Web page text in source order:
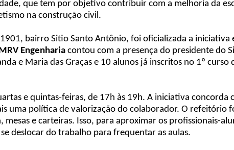
que tem por objetivo contribuir com a melhoria da
na construção civil.
bairro Sitio Santo Antônio, foi oficializada a iniciativa
Engenharia contou com a presença do presidente do
e Maria das Graças e 10 alunos já inscritos no 1º curso
e quintas-feiras, de 17h às 19h. A iniciativa concorda
uma política de valorização do colaborador. O refeitório
e carteiras. Isso, para aproximar os profissionais-
deslocar do trabalho para frequentar as aulas.